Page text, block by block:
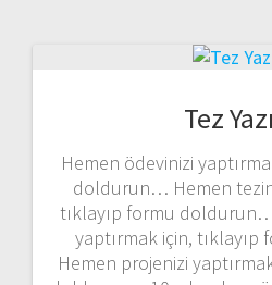
Tez
Hemen ödevinizi
doldurun… Hemen
tıklayıp formu
yaptırmak için,
Hemen projenizi